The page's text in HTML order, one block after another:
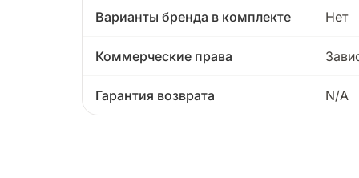
Варианты бренда в комплекте Нет
Коммерческие права
Гарантия возврата N/A